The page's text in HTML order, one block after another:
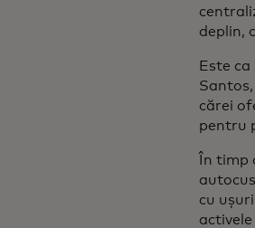
deplin,
Este
cărei
pentru
În timp
cu